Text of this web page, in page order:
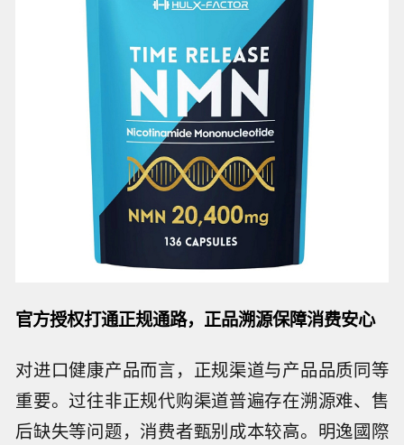
官方授权打通正规通路，正品溯源保障消费安心
对进口健康产品而言，正规渠道与产品品质同等
重要。过往非正规代购渠道普遍存在溯源难、售
后缺失等问题，消费者甄别成本较高。明逸國際